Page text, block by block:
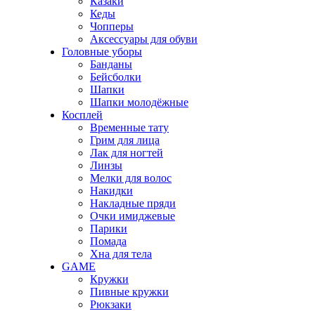
Кеды
Чопперы
Аксессуары для обуви
Головные уборы
Банданы
Бейсболки
Шапки
Шапки молодёжные
Косплей
Временные тату
Грим для лица
Лак для ногтей
Линзы
Мелки для волос
Накидки
Накладные пряди
Очки имиджевые
Парики
Помада
Хна для тела
GAME
Кружки
Пивные кружки
Рюкзаки